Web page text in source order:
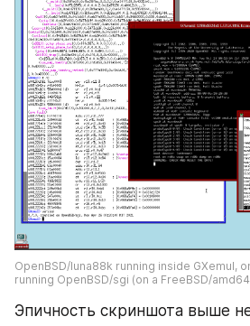
OpenBSD/luna88k running inside GXemul,
running OpenBSD/sgi (on a FreeBSD/
Эпичность скриншота выше